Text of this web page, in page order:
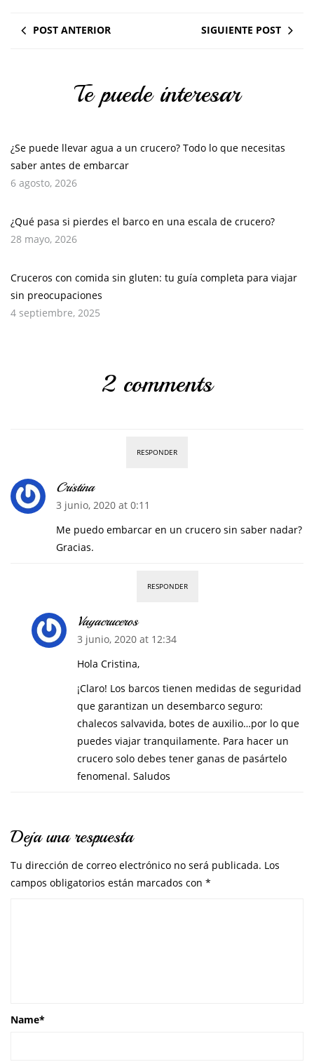
POST ANTERIOR SIGUIENTE POST
Te puede interesar
¿Se puede llevar agua a un crucero? Todo lo que necesitas
saber antes de embarcar
6 agosto, 2026
¿Qué pasa si pierdes el barco en una escala de crucero?
28 mayo, 2026
Cruceros con comida sin gluten: tu guía completa para viajar
sin preocupaciones
4 septiembre, 2025
2 comments
RESPONDER
Cristina
3 junio, 2020 at 0:11
Me puedo embarcar en un crucero sin saber nadar?
Gracias.
RESPONDER
Vayacruceros
3 junio, 2020 at 12:34
Hola Cristina,
¡Claro! Los barcos tienen medidas de seguridad
que garantizan un desembarco seguro:
chalecos salvavida, botes de auxilio…por lo que
puedes viajar tranquilamente. Para hacer un
crucero solo debes tener ganas de pasártelo
fenomenal. Saludos
Deja una respuesta
Tu dirección de correo electrónico no será publicada. Los
campos obligatorios están marcados con *
Name*